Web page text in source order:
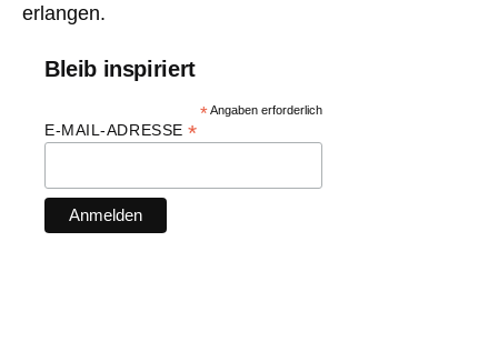
erlangen.
Bleib inspiriert
*Angaben erforderlich
E-MAIL-ADRESSE*